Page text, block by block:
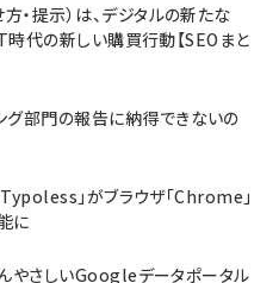
・提示）は、デジタルの新たな
時代の新しい購買行動【SEOまと
グ部門の報告に納得できないの
」がブラウザ「Chrome」
に
やさしいGoogleデータポータル